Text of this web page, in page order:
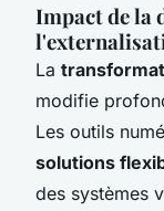
Impact de
La
modifie
Les outils
solutions
des systèmes